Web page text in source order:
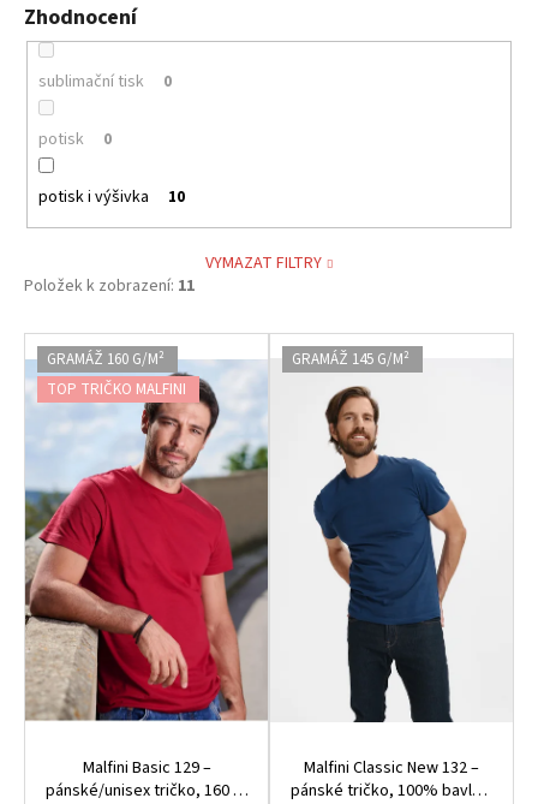
Zhodnocení
sublimační tisk 0
potisk 0
potisk i výšivka 10
VYMAZAT FILTRY
Položek k zobrazení: 11
V
ý
p
p
r
o
d
u
k
t
ů
GRAMÁŽ 160 G/M²
TOP TRIČKO MALFINI
Malfini Basic 129 –
pánské/unisex tričko, 160 g,
GRAMÁŽ 145 G/M²
Malfini Classic New 132 –
pánské tričko, 100% bavlna,